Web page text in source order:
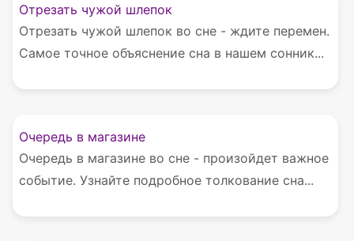
Отрезать чужой шлепок
Отрезать чужой шлепок во сне - ждите перемен.
Самое точное объяснение сна в нашем сонник...
Очередь в магазине
Очередь в магазине во сне - произойдет важное
событие. Узнайте подробное толкование сна...